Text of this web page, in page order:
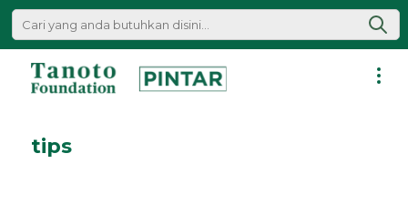
Lewati
|
Tanoto
tips